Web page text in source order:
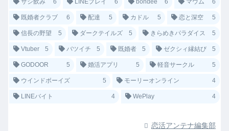
サシ飲み 6 LINEプレイ 6 bondee 6 マウム 6
既婚者クラブ 6 配達 5 カドル 5 恋と深空 5
信長の野望 5 ダークテイルズ 5 きらめきパラダイス 5
Vtuber 5 バツイチ 5 既婚者 5 ゼクシィ縁結び 5
GODOOR 5 婚活アプリ 5 軽音サークル 5
ウインドボーイズ 5 モーリーオンライン 4
LINEバイト 4 WePlay 4
恋活アンテナ編集部